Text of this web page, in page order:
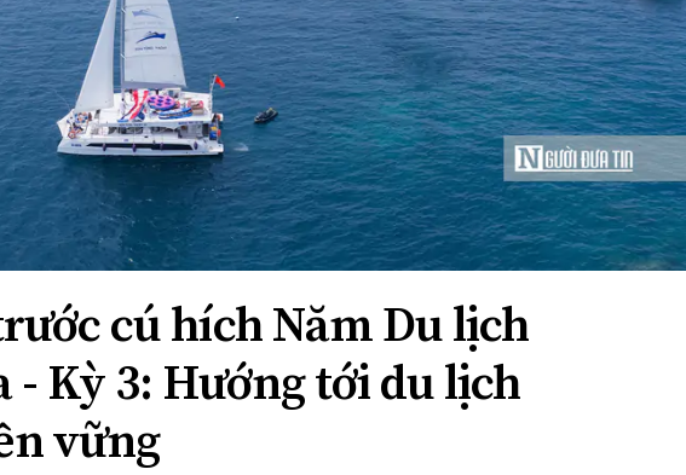
INFOCUS
cú hích Năm Du lịch
- Kỳ 3: Hướng tới du lịch
vững